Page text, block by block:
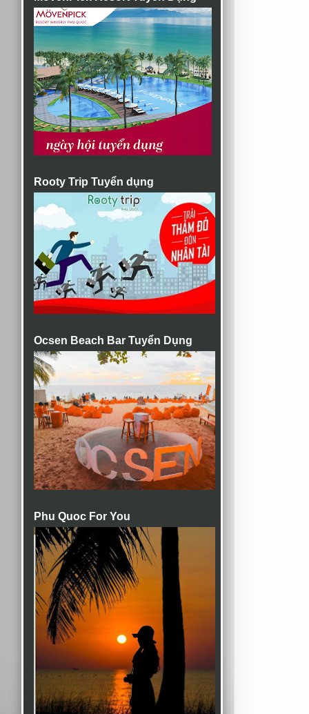
Rooty Trip Tuyển dụng
Ocsen Beach Bar Tuyển Dụng
Phu Quoc For You